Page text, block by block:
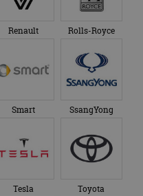
Renault Rolls-Royce
Smart SsangYong
Tesla Toyota